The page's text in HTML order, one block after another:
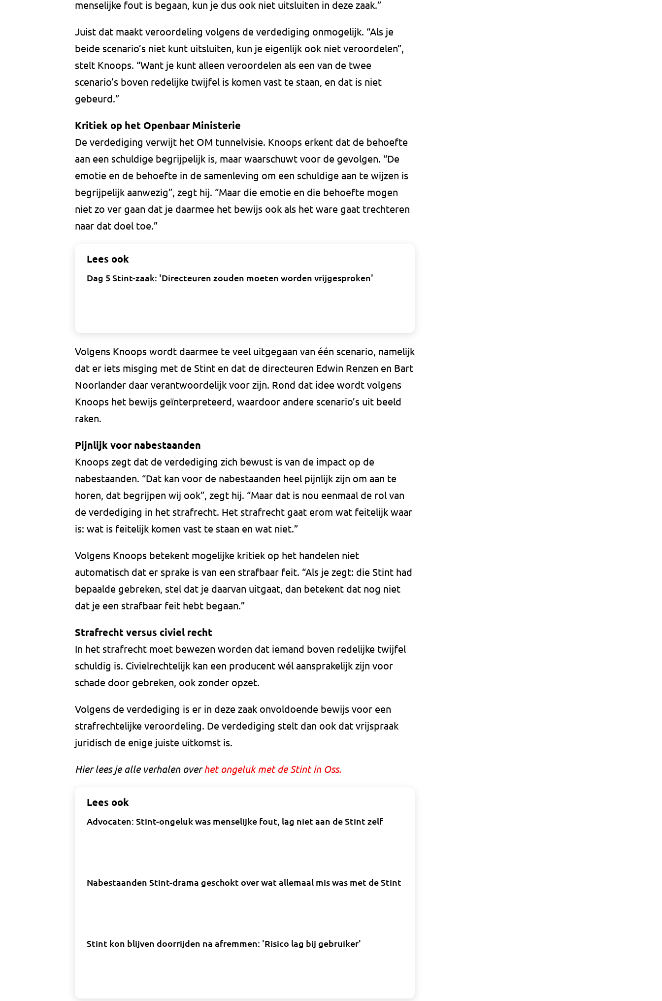
menselijke fout is begaan, kun je dus ook niet uitsluiten in deze zaak.”
Juist dat maakt veroordeling volgens de verdediging onmogelijk. “Als je
beide scenario’s niet kunt uitsluiten, kun je eigenlijk ook niet veroordelen”,
stelt Knoops. “Want je kunt alleen veroordelen als een van de twee
scenario’s boven redelijke twijfel is komen vast te staan, en dat is niet
gebeurd.”
Kritiek op het Openbaar Ministerie
De verdediging verwijt het OM tunnelvisie. Knoops erkent dat de behoefte
aan een schuldige begrijpelijk is, maar waarschuwt voor de gevolgen. “De
emotie en de behoefte in de samenleving om een schuldige aan te wijzen is
begrijpelijk aanwezig”, zegt hij. “Maar die emotie en die behoefte mogen
niet zo ver gaan dat je daarmee het bewijs ook als het ware gaat trechteren
naar dat doel toe.”
Lees ook
Dag 5 Stint-zaak: 'Directeuren zouden moeten worden vrijgesproken'
Volgens Knoops wordt daarmee te veel uitgegaan van één scenario, namelijk
dat er iets misging met de Stint en dat de directeuren Edwin Renzen en Bart
Noorlander daar verantwoordelijk voor zijn. Rond dat idee wordt volgens
Knoops het bewijs geïnterpreteerd, waardoor andere scenario’s uit beeld
raken.
Pijnlijk voor nabestaanden
Knoops zegt dat de verdediging zich bewust is van de impact op de
nabestaanden. “Dat kan voor de nabestaanden heel pijnlijk zijn om aan te
horen, dat begrijpen wij ook”, zegt hij. “Maar dat is nou eenmaal de rol van
de verdediging in het strafrecht. Het strafrecht gaat erom wat feitelijk waar
is: wat is feitelijk komen vast te staan en wat niet.”
Volgens Knoops betekent mogelijke kritiek op het handelen niet
automatisch dat er sprake is van een strafbaar feit. “Als je zegt: die Stint had
bepaalde gebreken, stel dat je daarvan uitgaat, dan betekent dat nog niet
dat je een strafbaar feit hebt begaan.”
Strafrecht versus civiel recht
In het strafrecht moet bewezen worden dat iemand boven redelijke twijfel
schuldig is. Civielrechtelijk kan een producent wél aansprakelijk zijn voor
schade door gebreken, ook zonder opzet.
Volgens de verdediging is er in deze zaak onvoldoende bewijs voor een
strafrechtelijke veroordeling. De verdediging stelt dan ook dat vrijspraak
juridisch de enige juiste uitkomst is.
Hier lees je alle verhalen overhet ongeluk met de Stint in Oss.
Lees ook
Advocaten: Stint-ongeluk was menselijke fout, lag niet aan de Stint zelf
Nabestaanden Stint-drama geschokt over wat allemaal mis was met de Stint
Stint kon blijven doorrijden na afremmen: 'Risico lag bij gebruiker'